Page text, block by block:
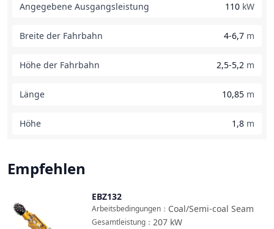
Angegebene Ausgangsleistung 110 kW
Breite der Fahrbahn 4-6,7 m
Höhe der Fahrbahn 2,5-5,2 m
Länge 10,85 m
Höhe 1,8 m
Empfehlen
EBZ132
Coal/Semi-coal Seam
Arbeitsbedingungen ：
207 kW
Gesamtleistung ：